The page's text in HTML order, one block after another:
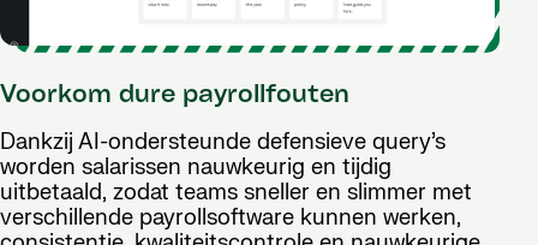
Voorkom dure payrollfouten
Dankzij AI-ondersteunde defensieve query’s
worden salarissen nauwkeurig en tijdig
uitbetaald, zodat teams sneller en slimmer met
verschillende payrollsoftware kunnen werken,